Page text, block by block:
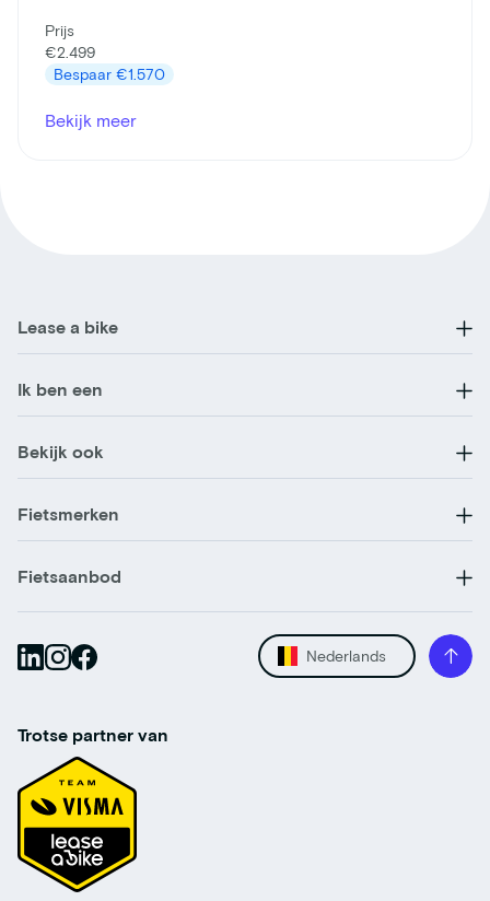
Prijs
€2.499
Bespaar €1.570
Bekijk meer
Lease a bike
Ik ben een
Bekijk ook
Fietsmerken
Fietsaanbod
Nederlands
Trotse partner van